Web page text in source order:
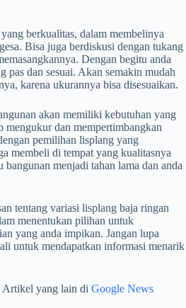
berkualitas, dalam membelinya
Bisa juga berdiskusi dengan tukang
Dengan begitu anda
pas dan sesuai. Akan semakin mudah
karena ukurannya bisa disesuaikan.
akan memiliki kebutuhan yang
mengukur dan mempertimbangkan
pemilihan lisplang yang
membeli di tempat yang kualitasnya
menjadi tahan lama dan anda
tentang variasi lisplang baja ringan
menentukan pilihan untuk
yang anda impikan. Jangan lupa
untuk mendapatkan informasi menarik
yang lain di Google News